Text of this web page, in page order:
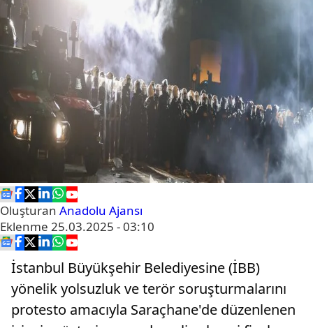
Oluşturan Anadolu Ajansı
Eklenme 25.03.2025 - 03:10
İstanbul Büyükşehir Belediyesine (İBB)
yönelik yolsuzluk ve terör soruşturmalarını
protesto amacıyla Saraçhane'de düzenlenen